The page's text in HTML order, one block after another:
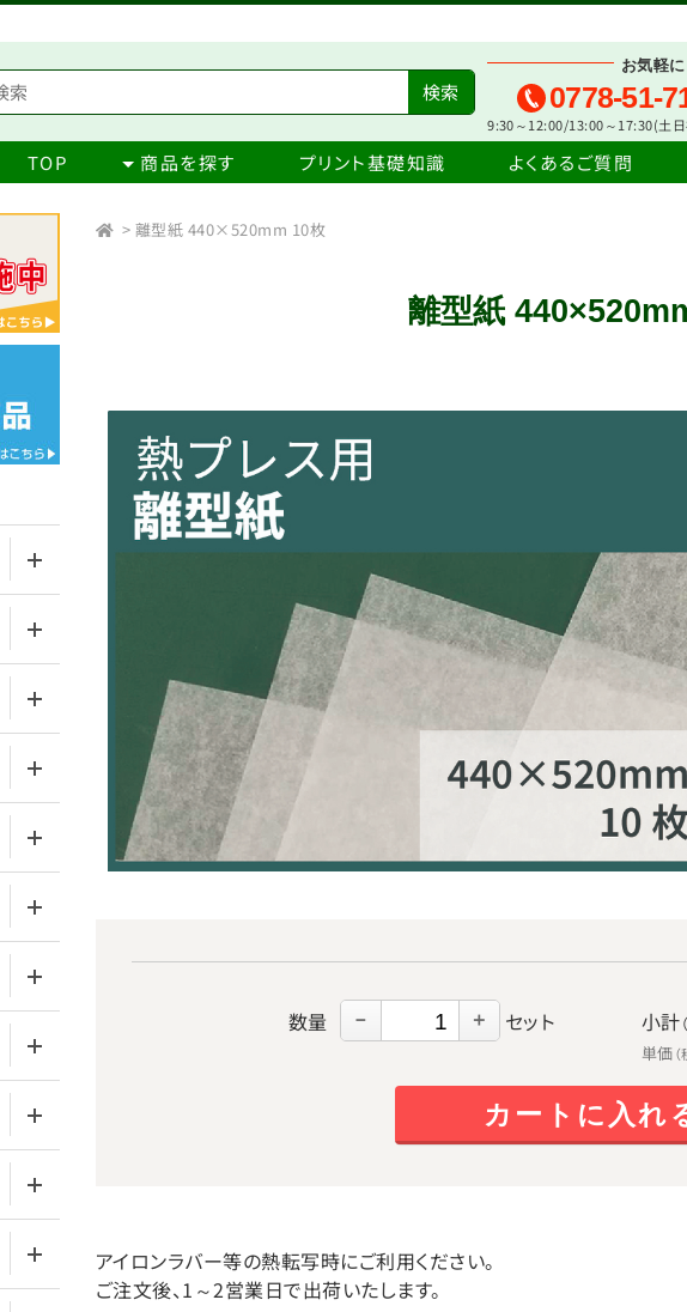
お気軽
0778-51-
9:30～12:00/13:00～17:30(土日
TOP 商品を探す プリント基礎知識 よくあるご質問
> 離型紙 440×520mm 10枚
離型紙
アイロンラバー等の熱転写時にご利用ください。
ご注文後、1～2営業日で出荷いたします。
数量 － ＋ セット 小計
単価
カートに入れ